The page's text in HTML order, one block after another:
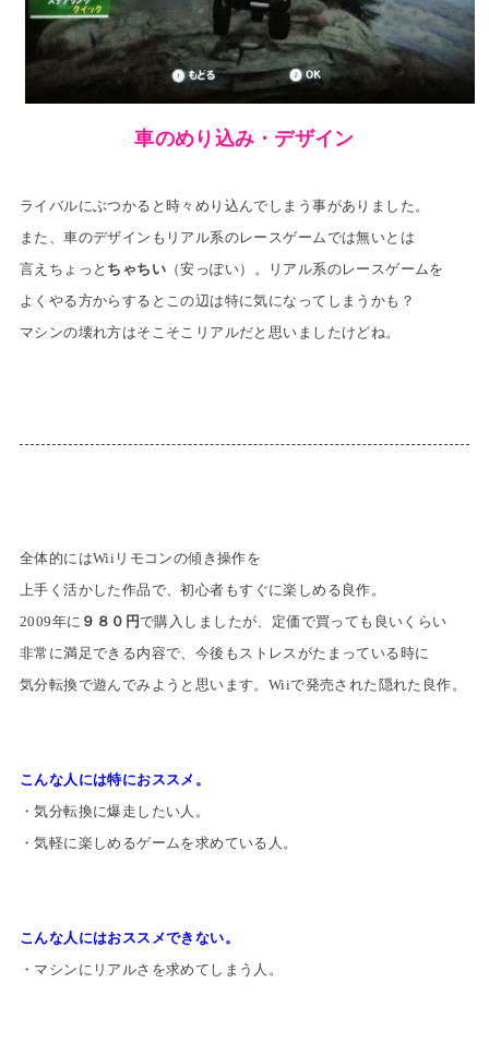
車のめり込み・デザイン
ライバルにぶつかると時々めり込んでしまう事がありました。
また、車のデザインもリアル系のレースゲームでは無いとは
言え ちょっと ちゃちい （安っぽい）。
リアル系のレースゲームを
よくやる方からするとこの辺は特に気になってしまうかも？
マシンの壊れ方はそこそこリアルだと思いましたけどね。
全体的にはWiiリモコンの傾き操作を
上手く活かした作品で、初心者もすぐに楽しめる良作。
2009年に ９８０円で購入しましたが、定価で買っても良いくらい
非常に満足できる内容で、 今後もストレスがたまっている時に
気分転換で遊んでみようと思います。 Wiiで発売された隠れた良作。
こんな人には特におススメ。
・気分転換に爆走したい人。
・気軽に楽しめるゲームを求めている人。
こんな人にはおススメできない。
・マシンにリアルさを求めてしまう人。